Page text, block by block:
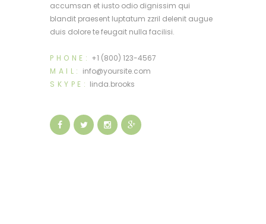
accumsan et iusto odio dignissim qui
blandit praesent luptatum zzril delenit augue
duis dolore te feugait nulla facilisi.
PHONE: +1 (800) 123-4567
MAIL: info@yoursite.com
SKYPE: linda.brooks